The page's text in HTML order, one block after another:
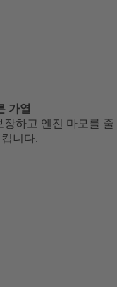
가열
장하고 엔진 마모를 줄
니다.